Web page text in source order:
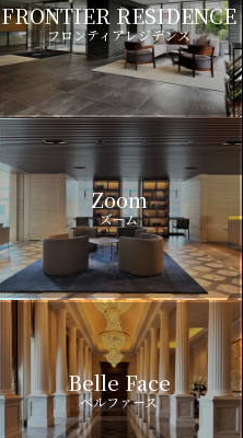
FRONTIER RESIDENCE
フロンティアレジデンス
Zoom
ズーム
Belle Face
ベルファース